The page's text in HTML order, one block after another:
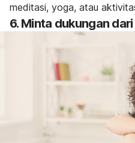
meditasi, yoga, atau
6. Minta dukungan